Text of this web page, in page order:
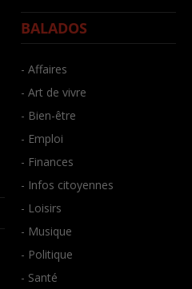
BALADOS
- Affaires
- Art de vivre
- Bien-être
- Emploi
- Finances
- Infos citoyennes
- Loisirs
- Musique
- Politique
- Santé